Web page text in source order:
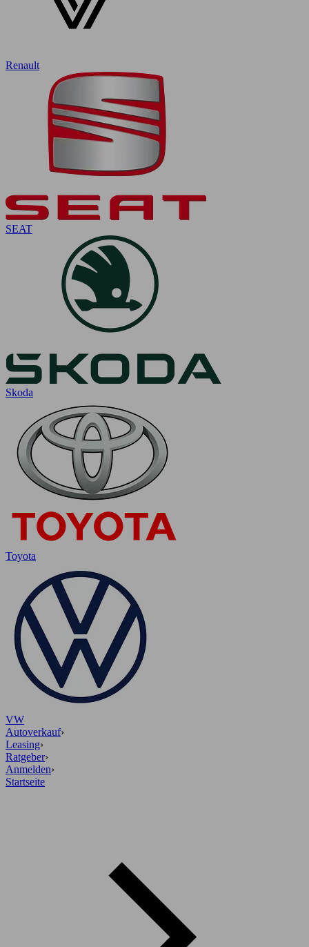
Renault
SEAT
Skoda
Toyota
VW
Autoverkauf›
Leasing›
Ratgeber›
Anmelden›
Startseite